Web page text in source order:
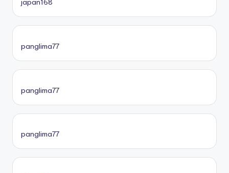
japan168
panglima77
panglima77
panglima77